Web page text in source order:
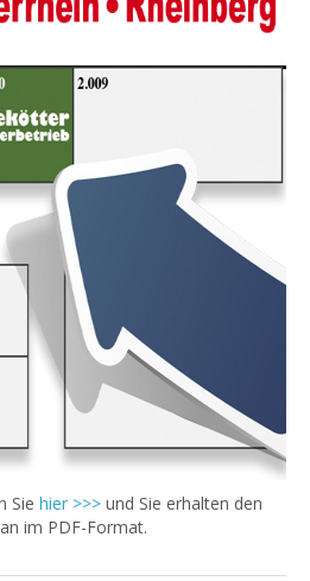
Sie hier >>> und Sie erhalten den
im PDF-Format.